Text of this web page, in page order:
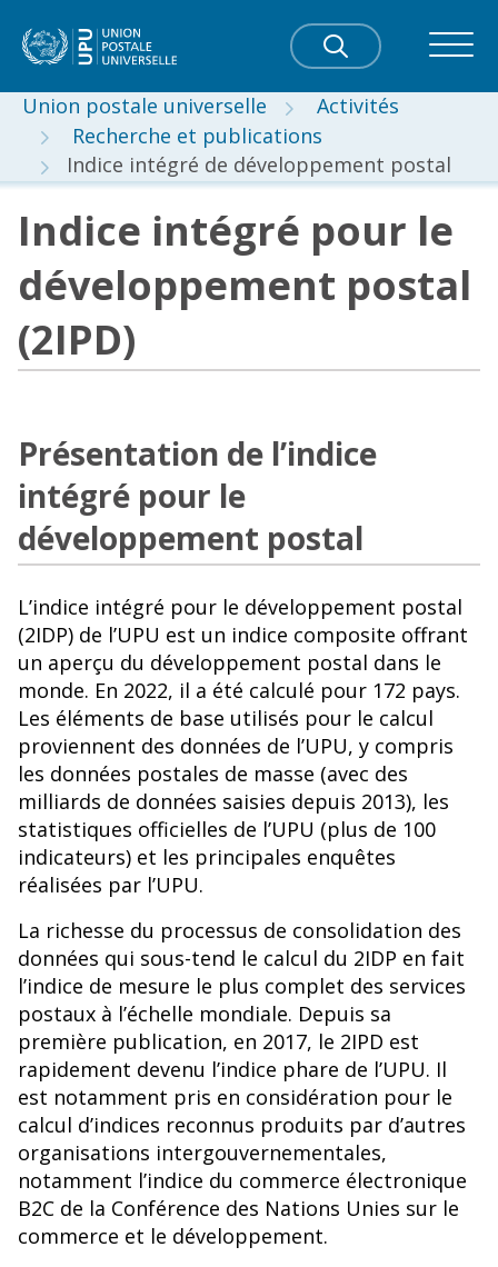
Union postale universelle
Activités
Recherche et publications
Indice intégré de développement postal
Indice intégré pour le
développement postal
(2IPD)
Présentation de l’indice
intégré pour le
développement postal
L’indice intégré pour le développement postal
(2IDP) de l’UPU est un indice composite offrant
un aperçu du développement postal dans le
monde. En 2022, il a été calculé pour 172 pays.
Les éléments de base utilisés pour le calcul
proviennent des données de l’UPU, y compris
les données postales de masse (avec des
milliards de données saisies depuis 2013), les
statistiques officielles de l’UPU (plus de 100
indicateurs) et les principales enquêtes
réalisées par l’UPU.
La richesse du processus de consolidation des
données qui sous-tend le calcul du 2IDP en fait
l’indice de mesure le plus complet des services
postaux à l’échelle mondiale. Depuis sa
première publication, en 2017, le 2IPD est
rapidement devenu l’indice phare de l’UPU. Il
est notamment pris en considération pour le
calcul d’indices reconnus produits par d’autres
organisations intergouvernementales,
notamment l’indice du commerce électronique
B2C de la Conférence des Nations Unies sur le
commerce et le développement.